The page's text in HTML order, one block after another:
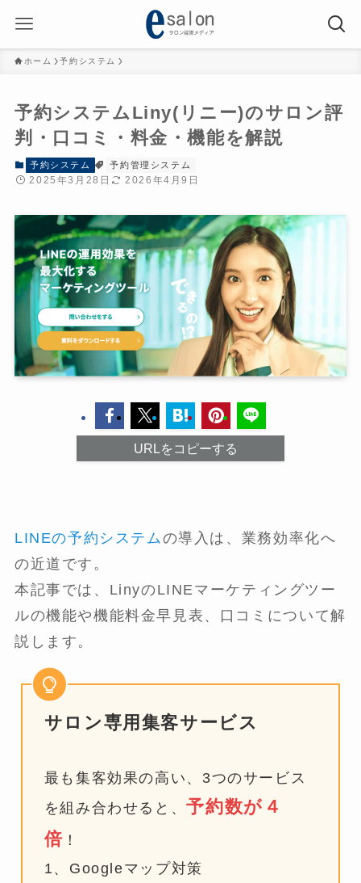
ホーム 予約システム
予約システムLiny(リニー)のサロン評
判・口コミ・料金・機能を解説
予約システム 予約管理システム
2025年3月28日 2026年4月9日
URLをコピーする
LINEの予約システムの導入は、業務効率化へ
の近道です。
本記事では、LinyのLINEマーケティングツー
ルの機能や機能料金早見表、口コミについて解
説します。
サロン専用集客サービス
最も集客効果の高い、3つのサービス
を組み合わせると、予約数が４
倍 ！
1、Googleマップ対策